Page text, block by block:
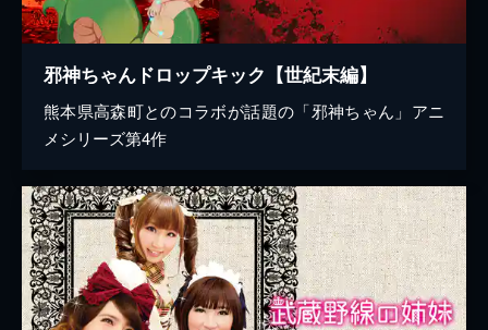
邪神ちゃんドロップキック【世紀末編】
熊本県高森町とのコラボが話題の「邪神ちゃん」アニ
メシリーズ第4作